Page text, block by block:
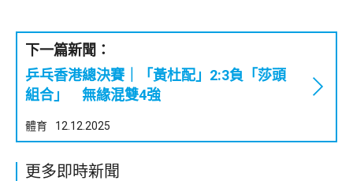
下一篇新聞：
乒乓香港總決賽｜「黃杜配」2:3負「莎頭
組合」 無緣混雙4強
體育 12.12.2025
更多即時新聞